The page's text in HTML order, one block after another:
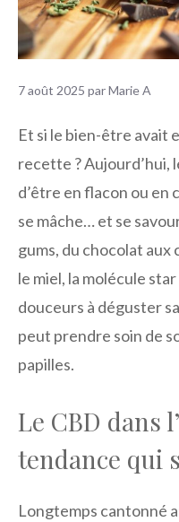
7 août 2025 parMarie A
Et si le bien-être avait
recette ? Aujourd’hui,
d’être en flacon ou en
se mâche… et se
gums, du chocolat aux
le miel, la molécule
douceurs à déguster
peut prendre soin de
papilles.
Le CBD dans
tendance qui
Longtemps cantonné